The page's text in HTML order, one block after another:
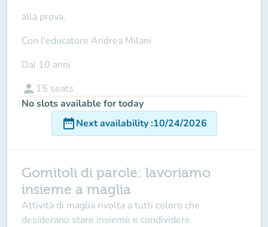
alla prova.
Con l'educatore Andrea Milani
Dai 10 anni
person 15 seats
No slots available for today
date_rangeNext availability:10/24/2026
Gomitoli di parole: lavoriamo
insieme a maglia
Attività di maglia rivolta a tutti coloro che
desiderano stare insieme e condividere